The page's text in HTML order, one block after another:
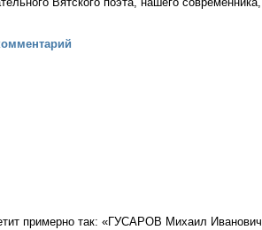
примерно так: «ГУСАРОВ Михаил Иванович